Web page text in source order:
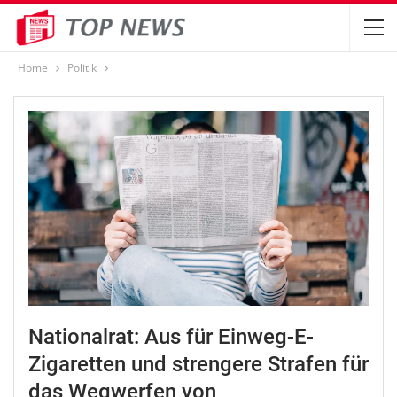
Home Politik
Nationalrat: Aus für Einweg-E-
Zigaretten und strengere Strafen für
das Wegwerfen von